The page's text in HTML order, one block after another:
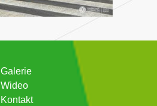
Galerie
Wideo
Kontakt